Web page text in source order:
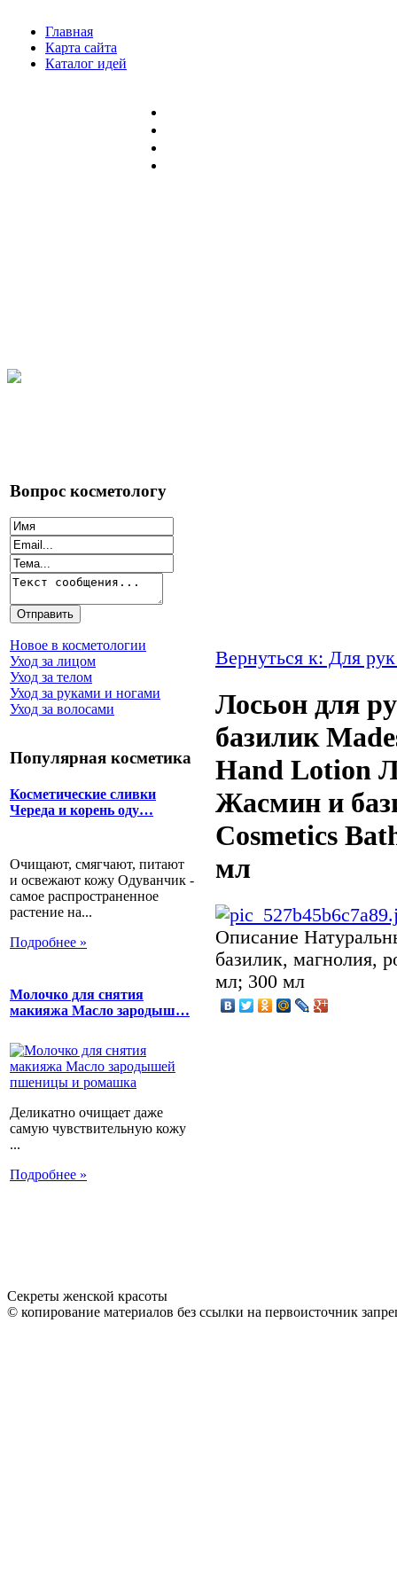
Главная
Карта сайта
Каталог идей
Вопрос косметологу
Новое в косметологии
Уход за лицом
Уход за телом
Уход за руками и ногами
Уход за волосами
Популярная косметика
Косметические сливки
Череда и корень оду…
Очищают, смягчают, питают
и освежают кожу Одуванчик -
самое распространенное
растение на...
Подробнее »
Молочко для снятия
макияжа Масло зародыш…
Деликатно очищает даже
самую чувствительную кожу
...
Подробнее »
Вернуться к: Для
Лосьон для
базилик
Hand Lotion
Жасмин и
Cosmetics
мл
Описание
базилик, магнолия,
мл; 300 мл
Секреты женской красоты
© копирование материалов без ссылки на первоисточник